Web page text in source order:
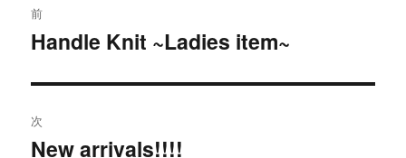
稿
ビ
ゲ
前
過
の
投
稿:
Handle Knit ~Ladies item~
次
次
New arrivals!!!!